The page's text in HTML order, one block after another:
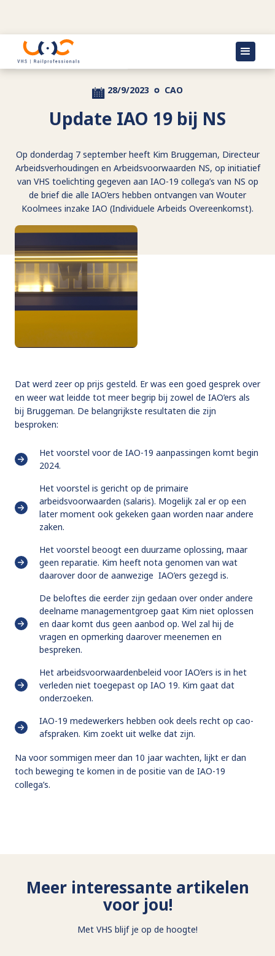
Terug naar actueel
28/9/2023 CAO
Update IAO 19 bij NS
Op donderdag 7 september heeft Kim Bruggeman, Directeur
Arbeidsverhoudingen en Arbeidsvoorwaarden NS, op initiatief
van VHS toelichting gegeven aan IAO-19 collega’s van NS op
de brief die alle IAO’ers hebben ontvangen van Wouter
Koolmees inzake IAO (Individuele Arbeids Overeenkomst).
Dat werd zeer op prijs gesteld. Er was een goed gesprek over
en weer wat leidde tot meer begrip bij zowel de IAO’ers als
bij Bruggeman. De belangrijkste resultaten die zijn
besproken:
Het voorstel voor de IAO-19 aanpassingen komt begin
2024.
Het voorstel is gericht op de primaire
arbeidsvoorwaarden (salaris). Mogelijk zal er op een
later moment ook gekeken gaan worden naar andere
zaken.
Het voorstel beoogt een duurzame oplossing, maar
geen reparatie. Kim heeft nota genomen van wat
daarover door de aanwezige IAO’ers gezegd is.
De beloftes die eerder zijn gedaan over onder andere
deelname managementgroep gaat Kim niet oplossen
en daar komt dus geen aanbod op. Wel zal hij de
vragen en opmerking daarover meenemen en
bespreken.
Het arbeidsvoorwaardenbeleid voor IAO’ers is in het
verleden niet toegepast op IAO 19. Kim gaat dat
onderzoeken.
IAO-19 medewerkers hebben ook deels recht op cao-
afspraken. Kim zoekt uit welke dat zijn.
Na voor sommigen meer dan 10 jaar wachten, lijkt er dan
toch beweging te komen in de positie van de IAO-19
collega’s.
Meer interessante artikelen
voor jou!
Met VHS blijf je op de hoogte!